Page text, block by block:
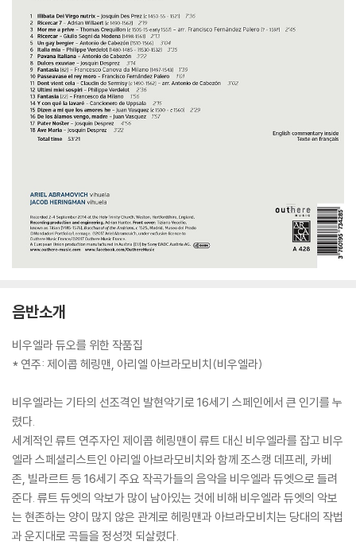
음반소개
비우엘라 듀오를 위한 작품집
* 연주: 제이콥 헤링맨, 아리엘 아브라모비치(비우엘라)
비우엘라는 기타의 선조격인 발현악기로 16세기 스페인에서 큰 인기를 누
렸다.
세계적인 류트 연주자인 제이콥 헤링맨이 류트 대신 비우엘라를 잡고 비우
엘라 스페셜리스트인 아리엘 아브라모비치와 함께 조스캥 데프레, 카베
존, 빌라르트 등 16세기 주요 작곡가들의 음악을 비우엘라 듀엣으로 들려
준다. 류트 듀엣의 악보가 많이 남아있는 것에 비해 비우엘라 듀엣의 악보
는 현존하는 양이 많지 않은 관계로 헤링맨과 아브라모비치는 당대의 작법
과 운지대로 곡들을 정성껏 되살렸다.